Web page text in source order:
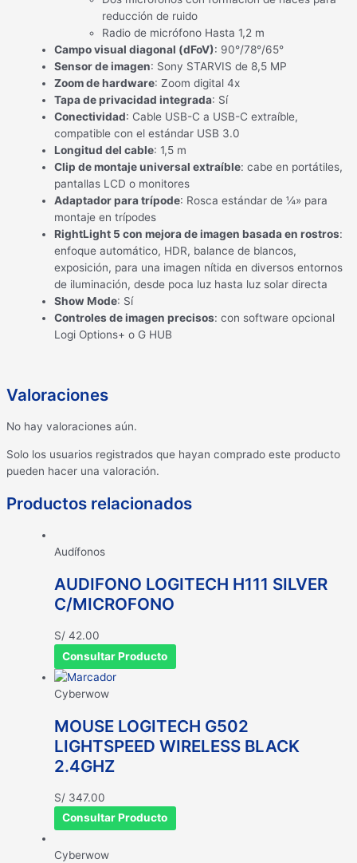
reducción de ruido
Radio de micrófono Hasta 1,2 m
Campo visual diagonal (dFoV): 90°/78°/65°
Sensor de imagen: Sony STARVIS de 8,5 MP
Zoom de hardware: Zoom digital 4x
Tapa de privacidad integrada: Sí
Conectividad: Cable USB-C a USB-C extraíble,
compatible con el estándar USB 3.0
Longitud del cable: 1,5 m
Clip de montaje universal extraíble: cabe en portátiles,
pantallas LCD o monitores
Adaptador para trípode: Rosca estándar de ¼» para
montaje en trípodes
RightLight 5 con mejora de imagen basada en rostros:
enfoque automático, HDR, balance de blancos,
exposición, para una imagen nítida en diversos entornos
de iluminación, desde poca luz hasta luz solar directa
Show Mode: Sí
Controles de imagen precisos: con software opcional
Logi Options+ o G HUB
Valoraciones
No hay valoraciones aún.
Solo los usuarios registrados que hayan comprado este producto
pueden hacer una valoración.
Productos relacionados
Audífonos
AUDIFONO LOGITECH H111 SILVER
C/MICROFONO
S/ 42.00
Consultar Producto
Cyberwow
MOUSE LOGITECH G502
LIGHTSPEED WIRELESS BLACK
2.4GHZ
S/ 347.00
Consultar Producto
Cyberwow